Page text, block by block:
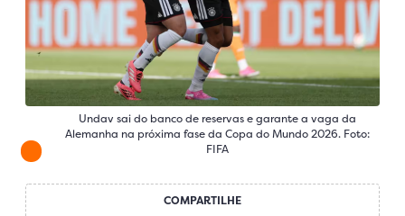
Undav sai do banco de reservas e garante a vaga da
Alemanha na próxima fase da Copa do Mundo 2026. Foto:
FIFA
COMPARTILHE